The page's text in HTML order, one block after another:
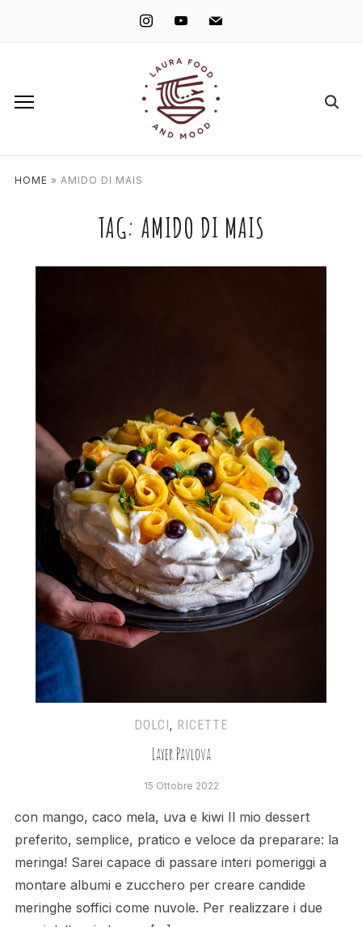
instagramyoutube mail
HOME » AMIDO DI MAIS
TAG: AMIDO DI MAIS
DOLCI, RICETTE
Layer Pavlova
15 Ottobre 2022
con mango, caco mela, uva e kiwi Il mio dessert
preferito, semplice, pratico e veloce da preparare: la
meringa! Sarei capace di passare interi pomeriggi a
montare albumi e zucchero per creare candide
meringhe soffici come nuvole. Per realizzare i due